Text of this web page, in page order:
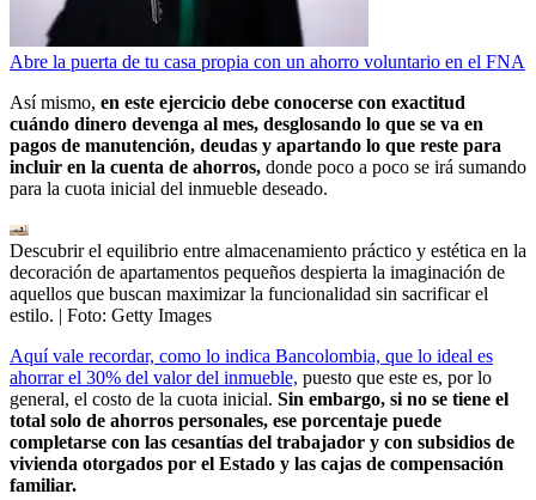
Abre la puerta de tu casa propia con un ahorro voluntario en el FNA
Así mismo, en este ejercicio debe conocerse con exactitud
cuándo dinero devenga al mes, desglosando lo que se va en
pagos de manutención, deudas y apartando lo que reste para
incluir en la cuenta de ahorros, donde poco a poco se irá sumando
para la cuota inicial del inmueble deseado.
Descubrir el equilibrio entre almacenamiento práctico y estética en la
decoración de apartamentos pequeños despierta la imaginación de
aquellos que buscan maximizar la funcionalidad sin sacrificar el
estilo. | Foto: Getty Images
Aquí vale recordar, como lo indica Bancolombia, que lo ideal es
ahorrar el 30% del valor del inmueble, puesto que este es, por lo
general, el costo de la cuota inicial. Sin embargo, si no se tiene el
total solo de ahorros personales, ese porcentaje puede
completarse con las cesantías del trabajador y con subsidios de
vivienda otorgados por el Estado y las cajas de compensación
familiar.